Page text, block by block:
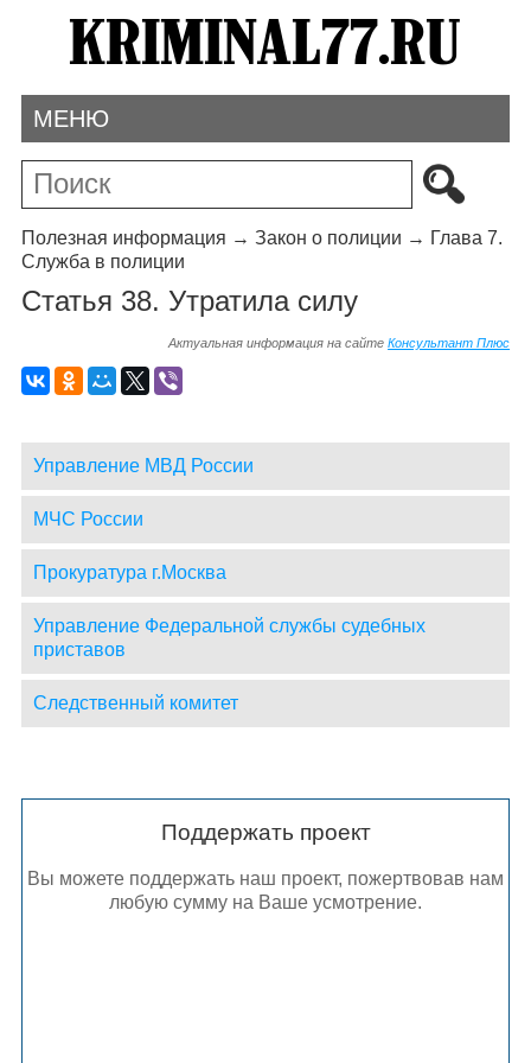
МЕНЮ
Полезная информация → Закон о полиции → Глава 7.
Служба в полиции
Статья 38. Утратила силу
Актуальная информация на сайтеКонсультант Плюс
Управление МВД России
МЧС России
Прокуратура г.Москва
Управление Федеральной службы судебных
приставов
Следственный комитет
Поддержать проект
Вы можете поддержать наш проект, пожертвовав нам
любую сумму на Ваше усмотрение.